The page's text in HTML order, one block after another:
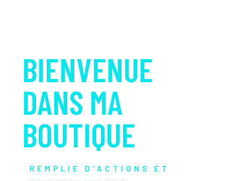
BIENVENUE
DANS MA
BOUTIQUE
REMPLIE D'ACTIONS ET